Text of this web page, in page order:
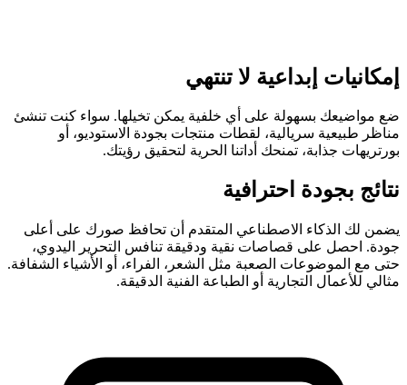
إمكانيات إبداعية لا تنتهي
ضع مواضيعك بسهولة على أي خلفية يمكن تخيلها. سواء كنت تنشئ
مناظر طبيعية سريالية، لقطات منتجات بجودة الاستوديو، أو
بورتريهات جذابة، تمنحك أداتنا الحرية لتحقيق رؤيتك.
نتائج بجودة احترافية
يضمن لك الذكاء الاصطناعي المتقدم أن تحافظ صورك على أعلى
جودة. احصل على قصاصات نقية ودقيقة تنافس التحرير اليدوي،
حتى مع الموضوعات الصعبة مثل الشعر، الفراء، أو الأشياء الشفافة.
مثالي للأعمال التجارية أو الطباعة الفنية الدقيقة.